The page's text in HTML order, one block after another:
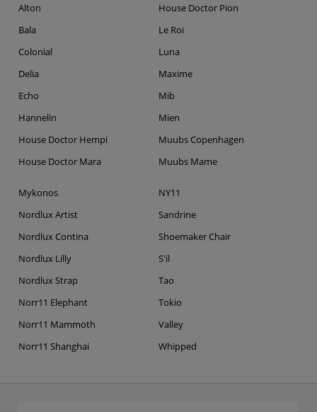
Alton
Bala
Colonial
Delia
Echo
Hannelin
House Doctor Hempi
House Doctor Mara
House Doctor Pion
Le Roi
Luna
Maxime
Mib
Mien
Muubs Copenhagen
Muubs Mame
Mykonos
Nordlux Artist
Nordlux Contina
Nordlux Lilly
Nordlux Strap
Norr11 Elephant
Norr11 Mammoth
Norr11 Shanghai
NY11
Sandrine
Shoemaker Chair
S'il
Tao
Tokio
Valley
Whipped